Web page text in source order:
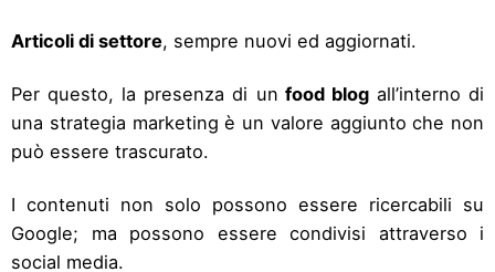
Articoli di settore, sempre nuovi ed aggiornati.
Per questo, la presenza di un food blogall’interno di
una strategia marketing è un valore aggiunto che non
può essere trascurato.
I contenuti non solo possono essere ricercabili su
Google; ma possono essere condivisi attraverso i
social media.